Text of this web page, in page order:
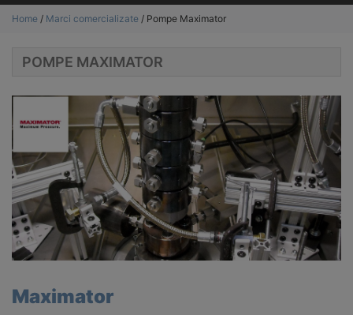
Home / Marci comercializate / Pompe Maximator
POMPE MAXIMATOR
Maximator